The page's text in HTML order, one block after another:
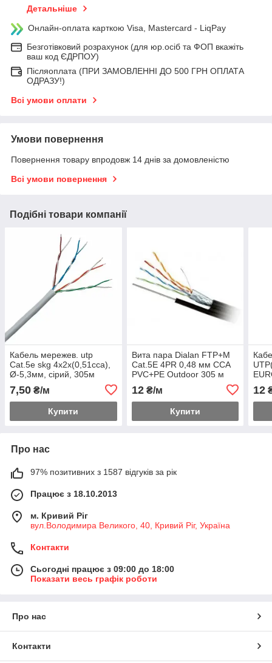
Детальніше
Онлайн-оплата карткою Visa, Mastercard - LiqPay
Безготівковий розрахунок (для юр.осіб та ФОП вкажіть
ваш код ЄДРПОУ)
Післяоплата (ПРИ ЗАМОВЛЕННІ ДО 500 ГРН ОПЛАТА
ОДРАЗУ!)
Всі умови оплати
Умови повернення
Повернення товару впродовж 14 днів за домовленістю
Всі умови повернення
Подібні товари компанії
Кабель мережев. utp
Cat.5e skg 4x2x(0,51cca),
Ø-5,3мм, сірий, 305м
7,50 ₴/м
Купити
Вита пара Dialan FTP+M
Сat.5Е 4PR 0,48 мм CCA
PVC+PE Outdoor 305 м
12₴/м
Купити
12
Про нас
97% позитивних з 1587 відгуків за рік
Працює з 18.10.2013
м. Кривий Ріг
вул.Володимира Великого, 40, Кривий Ріг, Україна
Контакти
Сьогодні працює з 09:00 до 18:00
Показати весь графік роботи
Про нас
Контакти